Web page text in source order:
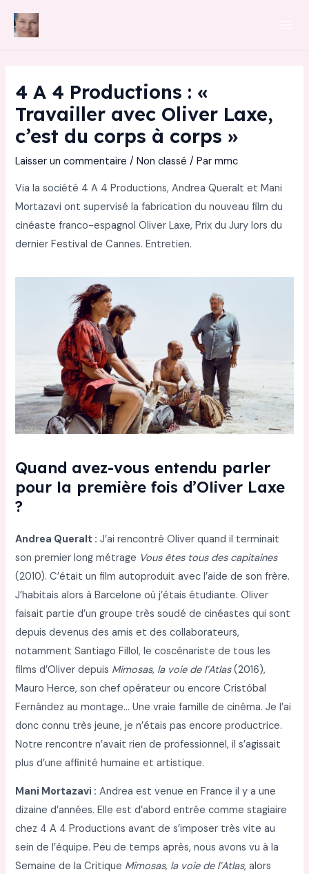
4 A 4 Productions : «
Travailler avec Oliver Laxe,
c’est du corps à corps »
Laisser un commentaire /Non classé / Parmmc
Via la société 4 A 4 Productions, Andrea Queralt et Mani
Mortazavi ont supervisé la fabrication du nouveau film du
cinéaste franco-espagnol Oliver Laxe, Prix du Jury lors du
dernier Festival de Cannes. Entretien.
Quand avez-vous entendu parler
pour la première fois d’Oliver Laxe
?
Andrea Queralt : J’ai rencontré Oliver quand il terminait
son premier long métrage Vous êtes tous des capitaines
(2010). C’était un film autoproduit avec l’aide de son frère.
J’habitais alors à Barcelone où j’étais étudiante. Oliver
faisait partie d’un groupe très soudé de cinéastes qui sont
depuis devenus des amis et des collaborateurs,
notamment Santiago Fillol, le coscénariste de tous les
films d’Oliver depuis Mimosas, la voie de l’Atlas(2016),
Mauro Herce, son chef opérateur ou encore Cristóbal
Fernández au montage… Une vraie famille de cinéma. Je l’ai
donc connu très jeune, je n’étais pas encore productrice.
Notre rencontre n’avait rien de professionnel, il s’agissait
plus d’une affinité humaine et artistique.
Mani Mortazavi : Andrea est venue en France il y a une
dizaine d’années. Elle est d’abord entrée comme stagiaire
chez 4 A 4 Productions avant de s’imposer très vite au
sein de l’équipe. Peu de temps après, nous avons vu à la
Semaine de la Critique Mimosas, la voie de l’Atlas, alors